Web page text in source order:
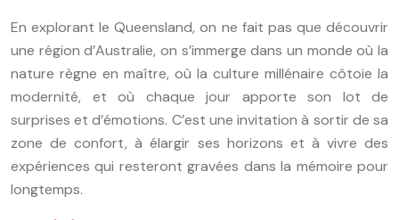
En explorant le Queensland, on ne fait pas que découvrir
une région d’Australie, on s’immerge dans un monde où la
nature règne en maître, où la culture millénaire côtoie la
modernité, et où chaque jour apporte son lot de
surprises et d’émotions. C’est une invitation à sortir de sa
zone de confort, à élargir ses horizons et à vivre des
expériences qui resteront gravées dans la mémoire pour
longtemps.